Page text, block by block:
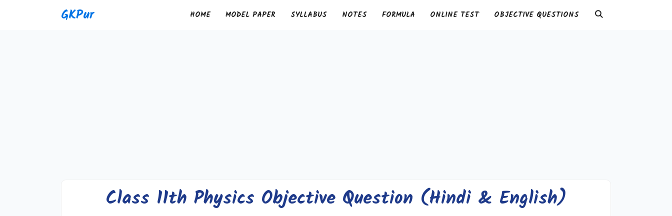
GKPur HOME MODEL PAPER SYLLABUS NOTES FORMULA ONLINE TEST OBJECTIVE QUESTIONS
Class 11th Physics Objective Question (Hindi & English)